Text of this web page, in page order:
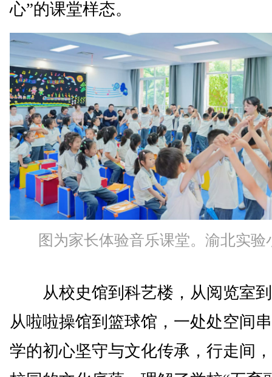
心”的课堂样态。
图为家长体验音乐课堂。渝北实验
从校史馆到科艺楼，从阅览室到
从啦啦操馆到篮球馆，一处处空间
学的初心坚守与文化传承，行走间